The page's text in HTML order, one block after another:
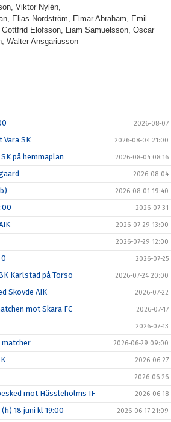
Viktor Nylén,
Elias Nordström, Elmar Abraham, Emil
Elofsson, Liam Samuelsson, Oscar
Walter Ansgariusson
2026-08-07
Vara SK 2026-08-04 21:00
på hemmaplan 2026-08-04 08:16
2026-08-04
2026-08-01 19:40
2026-07-31
2026-07-29 13:00
2026-07-29 12:00
2026-07-25
Karlstad på Torsö 2026-07-24 20:00
Skövde AIK 2026-07-22
mot Skara FC 2026-07-17
2026-07-13
matcher 2026-06-29 09:00
2026-06-27
2026-06-26
mot Hässleholms IF 2026-06-18
18 juni kl 19:00 2026-06-17 21:09